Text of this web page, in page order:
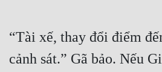
“Tài xế, thay đổi điểm
cảnh sát.” Gã bảo. Nếu